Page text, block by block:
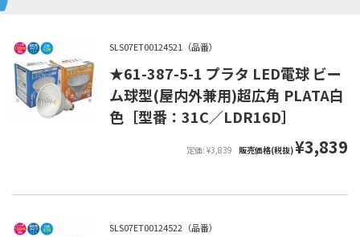
SLS07ET00124521（品番）
★61-387-5-1 プラタ LED電球 ビー
ム球型(屋内外兼用)超広角 PLATA白
色［型番：31C／LDR16D］
定価: ¥3,839 販売価格(税抜)¥3,839
SLS07ET00124522（品番）